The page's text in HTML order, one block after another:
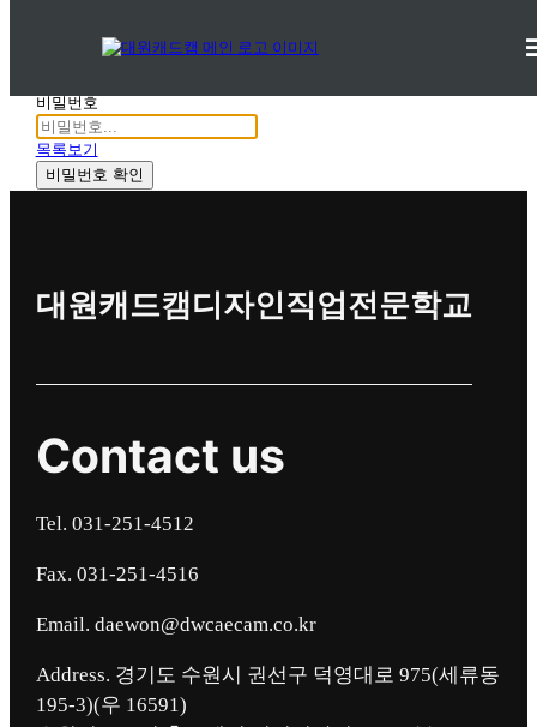
비밀번호
목록보기
비밀번호 확인
대원캐드캠디자인직업전문학교
Contact us
Tel. 031-251-4512
Fax. 031-251-4516
Email. daewon@dwcaecam.co.kr
Address. 경기도 수원시 권선구 덕영대로 975(세류동
195-3)(우 16591)